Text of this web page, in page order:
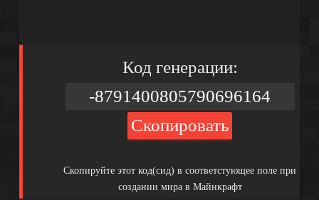
Код генерации:
Скопировать
Скопируйте этот код(сид) в соответстующее поле при
создании мира в Майнкрафт